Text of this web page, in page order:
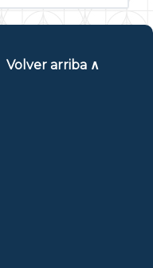
Volver arriba ∧